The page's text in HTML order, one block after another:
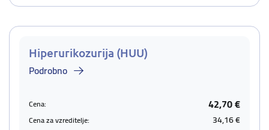
Hiperurikozurija (HUU)
Podrobno
Cena: 42,70 €
Cena za vzreditelje: 34,16 €